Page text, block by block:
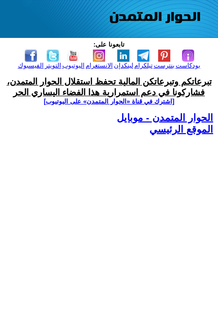
تابعونا على:
الفيسبوك التويتر اليوتيوب الانستغرام لينكدإن تيلكرامبنترست بودكاست
تبرعاتكم وتبرعاتكن المالية تحفظ استقلال الحوار المتمدن،
فشاركونا في دعم استمرارية هذا الفضاء اليساري الحر
[اشترك في قناة ‫«الحوار المتمدن» على اليوتيوب]
الحوار المتمدن - موبايل
الموقع الرئيسي